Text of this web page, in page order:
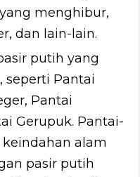
menghibur,
dan lain-lain.
putih yang
seperti Pantai
Pantai
Gerupuk. Pantai-
alam
pasir putih